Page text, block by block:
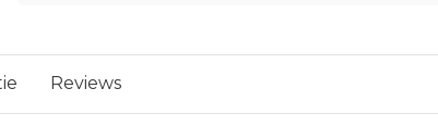
Reviews